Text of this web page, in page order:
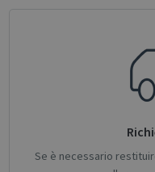
Se è necessario
novo_sessionid